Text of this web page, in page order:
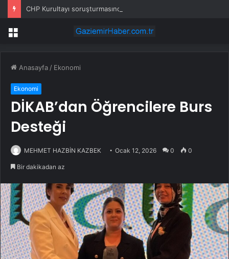
Menü
Anasayfa / Ekonomi
Ekonomi
DİKAB’dan Öğrencilere Burs
Desteği
MEHMET HAZBİN KAZBEK Ocak 12, 2026 0 0
Bir dakikadan az